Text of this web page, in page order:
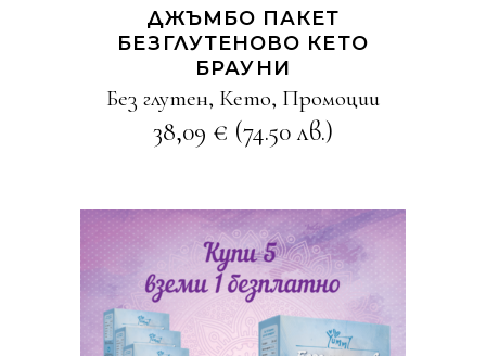
ДЖЪМБО ПАКЕТ
БЕЗГЛУТЕНОВО КЕТО
БРАУНИ
Без глутен, Кето, Промоции
38,09 € (74.50 лв.)